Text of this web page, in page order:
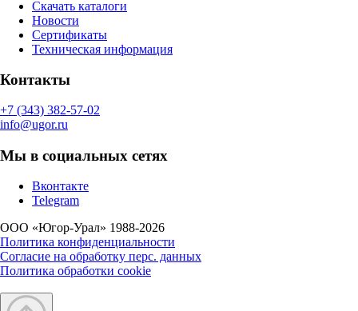
Скачать каталоги
Новости
Сертификаты
Техническая информация
Контакты
+7 (343) 382-57-02
info@ugor.ru
Мы в социальных сетях
Вконтакте
Telegram
ООО «Югор-Урал» 1988-2026
Политика конфиденциальности
Согласие на обработку перс. данных
Политика обработки cookie